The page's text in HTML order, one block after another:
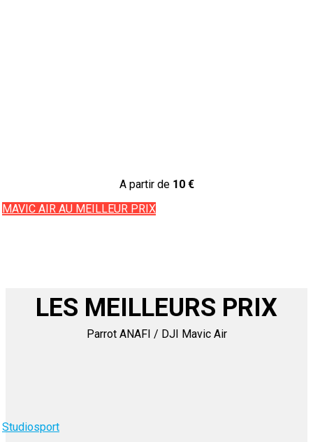
A partir de 10€
MAVIC AIR AU MEILLEUR PRIX
LES MEILLEURS PRIX
Parrot ANAFI / DJI Mavic Air
Studiosport